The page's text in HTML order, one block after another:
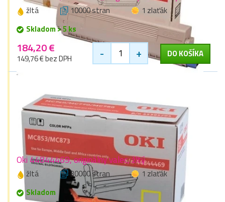
žltá 10000 stran
1 zlaťák
Skladom > 5 ks
184,20 €
149,76 € bez DPH - + DO KOŠÍKA
Oki 44844469, originálny valec, žltý
žltá 30000 stran
1 zlaťák
Skladom